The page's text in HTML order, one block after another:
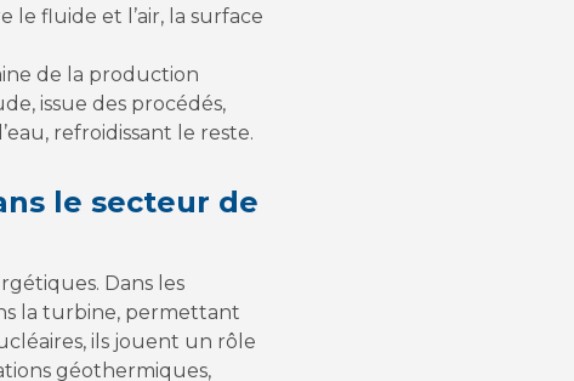
fluide et l’air, la surface
de la production
issue des procédés,
refroidissant le reste.
le secteur de
Dans les
la turbine, permettant
ils jouent un rôle
géothermiques,